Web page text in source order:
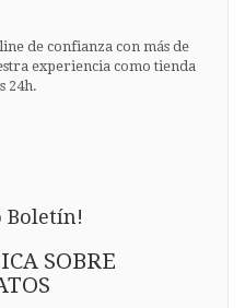
de confianza con más de
experiencia como tienda
24h.
Boletín!
SOBRE